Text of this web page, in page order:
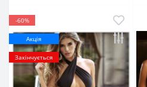
-60%
Акція
Закінчується